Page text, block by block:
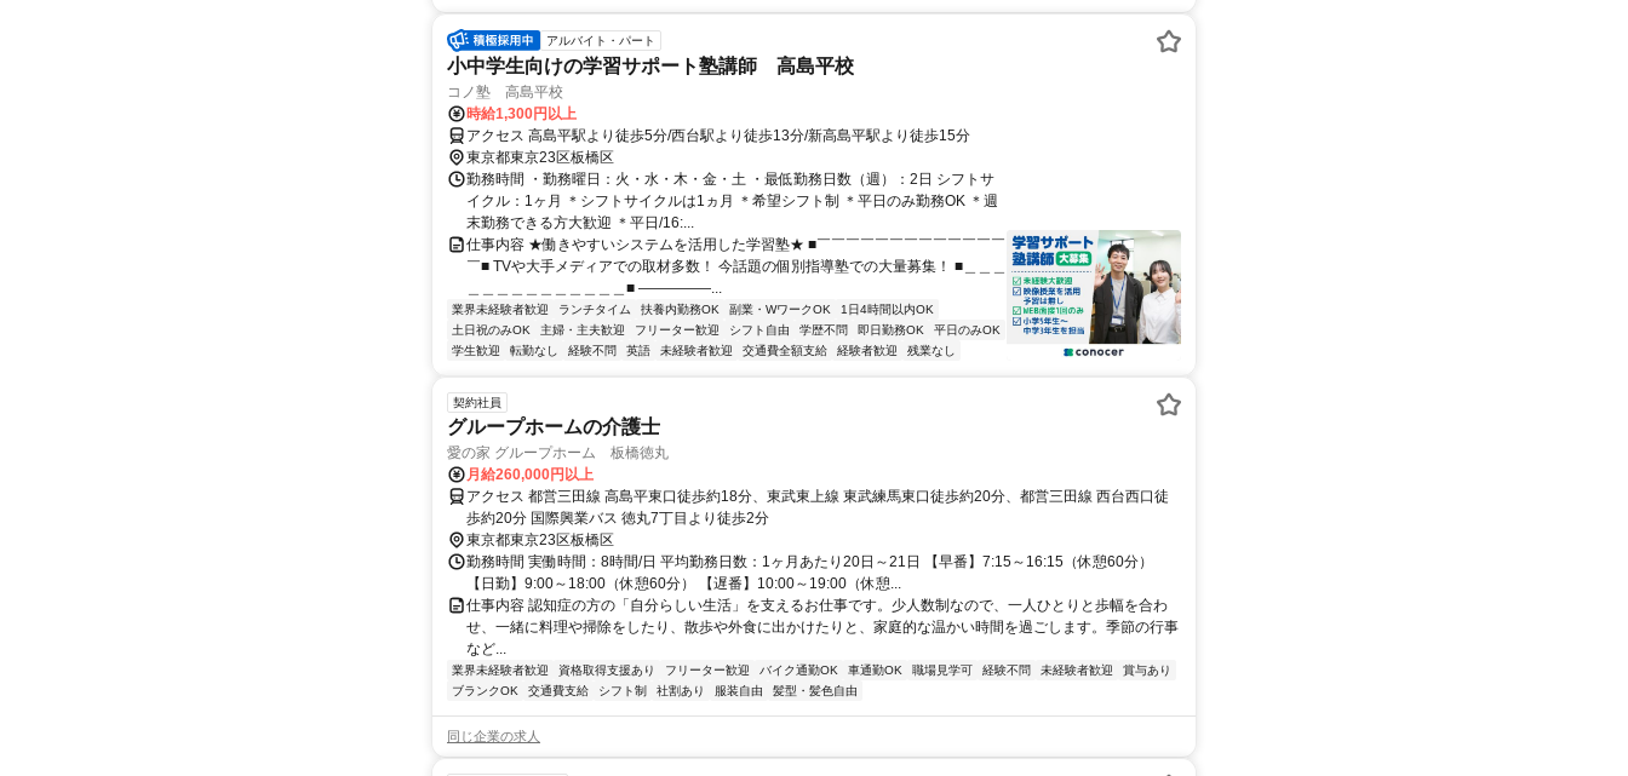
アルバイト・パート
小中学生向けの学習サポート塾講師 高島平校
コノ塾 高島平校
時給1,300円以上
アクセス 高島平駅より徒歩5分/西台駅より徒歩13分/新高島平駅より徒歩15分
東京都東京23区板橋区
勤務時間 ・勤務曜日：火・水・木・金・土 ・最低勤務日数（週）：2日 シフトサ
イクル：1ヶ月 ＊シフトサイクルは1ヵ月 ＊希望シフト制 ＊平日のみ勤務OK ＊週
末勤務できる方大歓迎 ＊平日/16:...
仕事内容 ★働きやすいシステムを活用した学習塾★ ■￣￣￣￣￣￣￣￣￣￣￣￣￣
￣■ TVや大手メディアでの取材多数！ 今話題の個別指導塾での大量募集！ ■＿＿＿
＿＿＿＿＿＿＿＿＿＿＿■ ―――――...
業界未経験者歓迎 ランチタイム 扶養内勤務OK 副業・WワークOK
1日4時間以内OK
土日祝のみOK
主婦・主夫歓迎 フリーター歓迎 シフト自由 学歴不問 即日勤務OK
平日のみOK
学生歓迎
転勤なし 経験不問 英語 未経験者歓迎 交通費全額支給 経験者歓迎 残業なし
契約社員
グループホームの介護士
愛の家 グループホーム 板橋徳丸
月給260,000円以上
アクセス 都営三田線 高島平東口徒歩約18分、東武東上線 東武練馬東口徒歩約20分、都営三田線 西台西口徒
歩約20分 国際興業バス 徳丸7丁目より徒歩2分
東京都東京23区板橋区
勤務時間 実働時間：8時間/日 平均勤務日数：1ヶ月あたり20日～21日 【早番】7:15～16:15（休憩60分）
【日勤】9:00～18:00（休憩60分） 【遅番】10:00～19:00（休憩...
仕事内容 認知症の方の「自分らしい生活」を支えるお仕事です。少人数制なので、一人ひとりと歩幅を合わ
せ、一緒に料理や掃除をしたり、散歩や外食に出かけたりと、家庭的な温かい時間を過ごします。季節の行事
など...
業界未経験者歓迎 資格取得支援あり フリーター歓迎 バイク通勤OK 車通勤OK 職場見学可 経験不問 未経験者歓迎
賞与あり
ブランクOK
交通費支給 シフト制 社割あり 服装自由 髪型・髪色自由
同じ企業の求人